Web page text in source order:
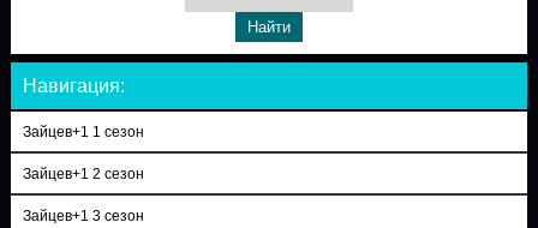
Навигация:
Зайцев+1 1 сезон
Зайцев+1 2 сезон
Зайцев+1 3 сезон